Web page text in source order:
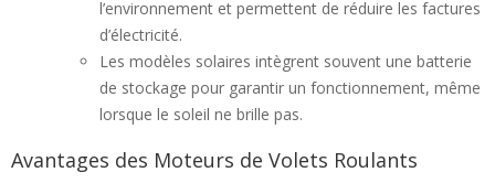
l’environnement et permettent de réduire les factures
d’électricité.
Les modèles solaires intègrent souvent une batterie
de stockage pour garantir un fonctionnement, même
lorsque le soleil ne brille pas.
Avantages des Moteurs de Volets Roulants